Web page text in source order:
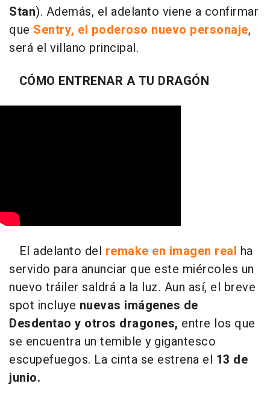
Stan). Además, el adelanto viene a confirmar
que Sentry, el poderoso nuevo personaje,
será el villano principal.
CÓMO ENTRENAR A TU DRAGÓN
El adelanto del remake en imagen real ha
servido para anunciar que este miércoles un
nuevo tráiler saldrá a la luz. Aun así, el breve
spot incluye nuevas imágenes de
Desdentao y otros dragones, entre los que
se encuentra un temible y gigantesco
escupefuegos. La cinta se estrena el 13 de
junio.